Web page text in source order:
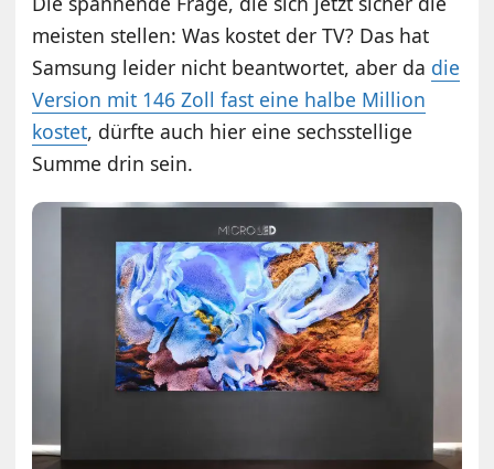
meisten stellen: Was kostet der TV? Das hat
Samsung leider nicht beantwortet, aber da die
Version mit 146 Zoll fast eine halbe Million
kostet, dürfte auch hier eine sechsstellige
Summe drin sein.